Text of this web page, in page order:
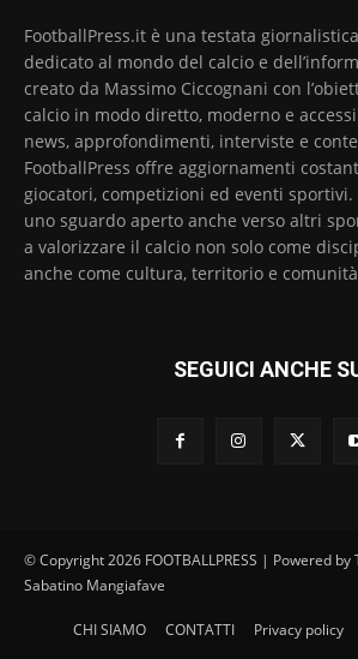
FootballPress.it è una testata
dedicato al mondo del calcio e
creato da Massimo Ciccognani con
calcio in modo diretto, moderno e
news, approfondimenti, interviste e
FootballPress offre aggiornamenti
giocatori, competizioni ed eventi
uno sguardo aperto anche verso altri
a valorizzare il calcio non solo come
anche come cultura, territorio e
SEGUICI ANCHE
© Copyright 2026 FOOTBALLPRESS | Powered by
Sabatino Mangiafave
CHI SIAMO CONTATTI Privacy policy